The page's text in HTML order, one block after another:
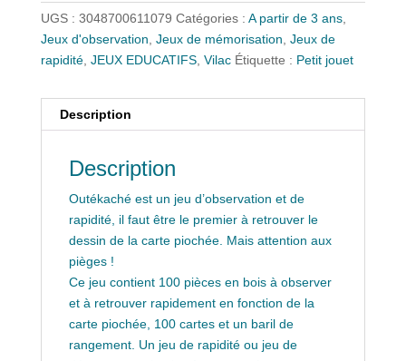
UGS : 3048700611079 Catégories : A partir de 3 ans,
Jeux d'observation Jeux de mémorisation Jeux de
rapidité, JEUX EDUCATIFS, Vilac Étiquette : Petit jouet
Description
Description
Outékaché est un jeu d’observation et de
rapidité, il faut être le premier à retrouver le
dessin de la carte piochée. Mais attention aux
pièges !
Ce jeu contient 100 pièces en bois à observer
et à retrouver rapidement en fonction de la
carte piochée, 100 cartes et un baril de
rangement. Un jeu de rapidité ou jeu de